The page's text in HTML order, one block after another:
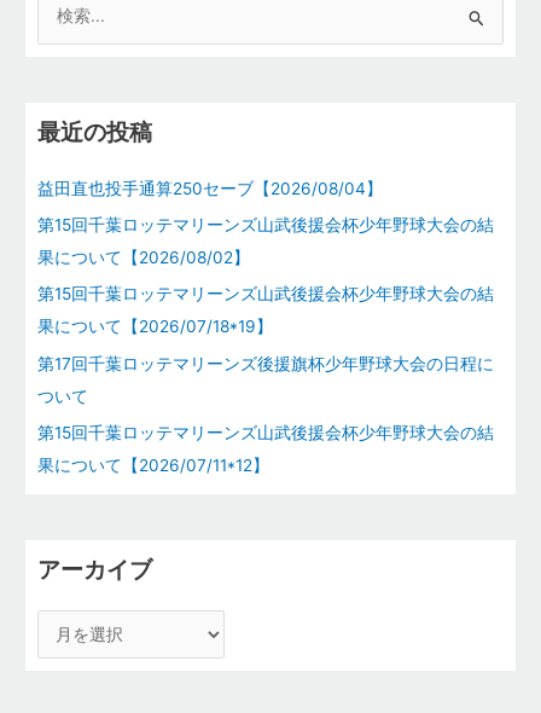
象
最近の投稿
益田直也投手通算250セーブ【2026/08/04】
第15回千葉ロッテマリーンズ山武後援会杯少年野球大会の結
果について【2026/08/02】
第15回千葉ロッテマリーンズ山武後援会杯少年野球大会の結
果について【2026/07/18*19】
第17回千葉ロッテマリーンズ後援旗杯少年野球大会の日程に
ついて
第15回千葉ロッテマリーンズ山武後援会杯少年野球大会の結
果について【2026/07/11*12】
アーカイブ